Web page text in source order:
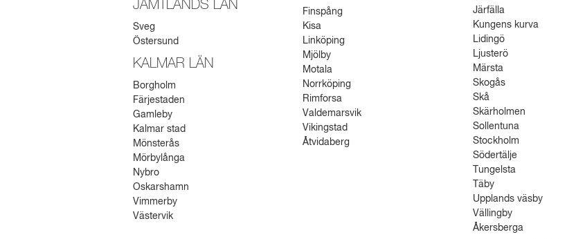
JÄMTLANDS LÄN
Sveg
Östersund
KALMAR LÄN
Borgholm
Färjestaden
Gamleby
Kalmar stad
Mönsterås
Mörbylånga
Nybro
Oskarshamn
Vimmerby
Västervik
Finspång
Kisa
Linköping
Mjölby
Motala
Norrköping
Rimforsa
Valdemarsvik
Vikingstad
Åtvidaberg
Järfälla
Kungens kurva
Lidingö
Ljusterö
Märsta
Skogås
Skå
Skärholmen
Sollentuna
Stockholm
Södertälje
Tungelsta
Täby
Upplands väsby
Vällingby
Åkersberga